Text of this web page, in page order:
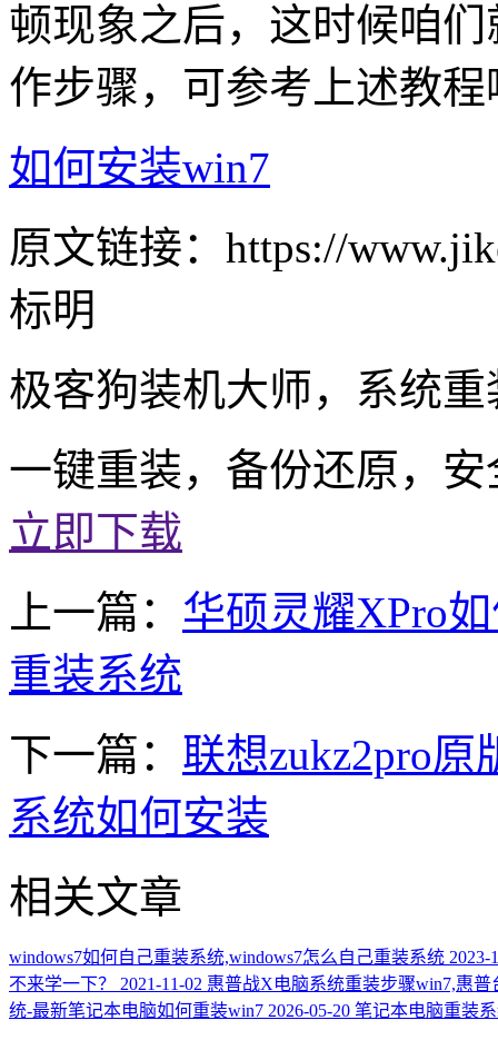
顿现象之后，这时候咱
作步骤，可参考上述教程
如何安装win7
原文链接：https://
标明
极客狗装机大师，系统
一键重装，备份还原，
立即下载
上一篇： 华硕灵耀XPro
重装系统
下一篇： 联想zukz2pro
系统如何安装
相关文章
windows7如何自己重装系统,windows7怎么自己重装系统 2023-
不来学一下？
2021-11-02 惠普战X电脑系统重装步骤win7,惠
统-最新笔记本电脑如何重装win7 2026-05-20 笔记本电脑重装